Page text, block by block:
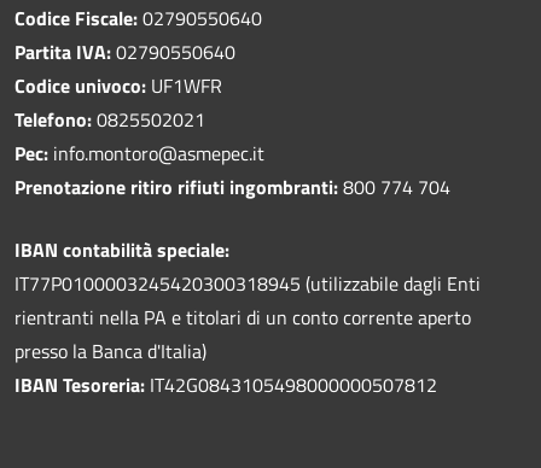
Codice Fiscale:02790550640
Partita IVA:02790550640
Codice univoco: UF1WFR
Telefono:0825502021
Pec: info.montoro@asmepec.it
Prenotazione ritiro rifiuti ingombranti:800 774 704
IBAN contabilità speciale:
IT77P0100003245420300318945 (utilizzabile dagli Enti
rientranti nella PA e titolari di un conto corrente aperto
presso la Banca d'Italia)
IBAN Tesoreria: IT42G0843105498000000507812